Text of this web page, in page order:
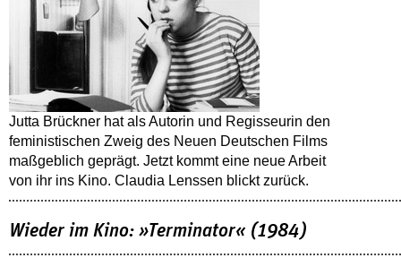
Jutta Brückner hat als Autorin und Regisseurin den
feministischen Zweig des Neuen Deutschen Films
maßgeblich geprägt. Jetzt kommt eine neue Arbeit
von ihr ins Kino. Claudia Lenssen blickt zurück.
Wieder im Kino: »Terminator« (1984)